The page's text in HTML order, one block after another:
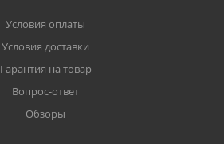
Условия оплаты
Условия доставки
Гарантия на товар
Вопрос-ответ
Обзоры